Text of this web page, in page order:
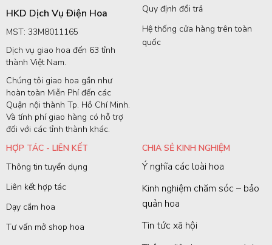
HKD Dịch Vụ Điện Hoa
MST: 33M8011165
Dịch vụ giao hoa đến 63 tỉnh
thành Việt Nam.
Chúng tôi giao hoa gần như
hoàn toàn Miễn Phí đến các
Quận nội thành Tp. Hồ Chí Minh.
Và tính phí giao hàng có hỗ trợ
đối với các tỉnh thành khác.
Quy định đổi trả
Hệ thống cửa hàng trên toàn
quốc
HỢP TÁC - LIÊN KẾT
Thông tin tuyển dụng
Liên kết hợp tác
Dạy cắm hoa
Tư vấn mở shop hoa
CHIA SẺ KINH NGHIỆM
Ý nghĩa các loài hoa
Kinh nghiệm chăm sóc – bảo
quản hoa
Tin tức xã hội